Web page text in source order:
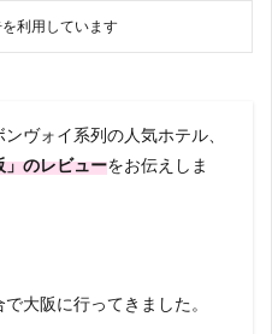
利用しています
ヴォイ系列の人気ホテル、
」のレビューをお伝えしま
大阪に行ってきました。